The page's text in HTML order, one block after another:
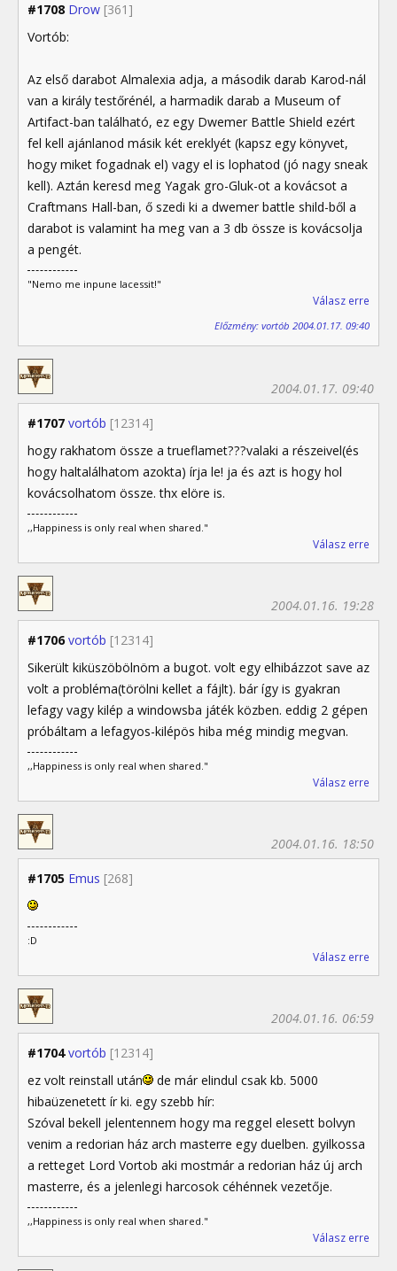
#1708 Drow [361]
Vortób:
Az első darabot Almalexia adja, a második darab Karod-nál
van a király testőrénél, a harmadik darab a Museum of
Artifact-ban található, ez egy Dwemer Battle Shield ezért
fel kell ajánlanod másik két ereklyét (kapsz egy könyvet,
hogy miket fogadnak el) vagy el is lophatod (jó nagy sneak
kell). Aztán keresd meg Yagak gro-Gluk-ot a kovácsot a
Craftmans Hall-ban, ő szedi ki a dwemer battle shild-ből a
darabot is valamint ha meg van a 3 db össze is kovácsolja
a pengét.
"Nemo me inpune lacessit!"
Válasz erre
Előzmény: vortób 2004.01.17. 09:40
#1707 vortób [12314]
2004.01.17. 09:40
hogy rakhatom össze a trueflamet???valaki a részeivel(és
hogy haltalálhatom azokta) írja le! ja és azt is hogy hol
kovácsolhatom össze. thx elöre is.
,,Happiness is only real when shared."
Válasz erre
#1706 vortób [12314]
2004.01.16. 19:28
Sikerült kiküszöbölnöm a bugot. volt egy elhibázzot save az
volt a probléma(törölni kellet a fájlt). bár így is gyakran
lefagy vagy kilép a windowsba játék közben. eddig 2 gépen
próbáltam a lefagyos-kilépös hiba még mindig megvan.
,,Happiness is only real when shared."
Válasz erre
#1705 Emus [268]
2004.01.16. 18:50
:D
Válasz erre
#1704 vortób [12314]
2004.01.16. 06:59
ez volt reinstall után
de már elindul csak kb. 5000
hibaüzenetett ír ki. egy szebb hír:
Szóval bekell jelentennem hogy ma reggel elesett bolvyn
venim a redorian ház arch masterre egy duelben. gyilkossa
a retteget Lord Vortob aki mostmár a redorian ház új arch
masterre, és a jelenlegi harcosok céhénnek vezetője.
,,Happiness is only real when shared."
Válasz erre